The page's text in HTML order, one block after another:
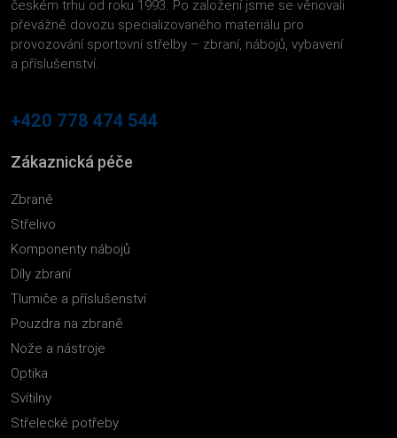
českém trhu od roku 1993. Po založení jsme se věnovali
převážně dovozu specializovaného materiálu pro
provozování sportovní střelby – zbraní, nábojů, vybavení
a příslušenství.
+420 778 474 544
Zákaznická péče
Zbraně
Střelivo
Komponenty nábojů
Díly zbraní
Tlumiče a příslušenství
Pouzdra na zbraně
Nože a nástroje
Optika
Svítilny
Střelecké potřeby